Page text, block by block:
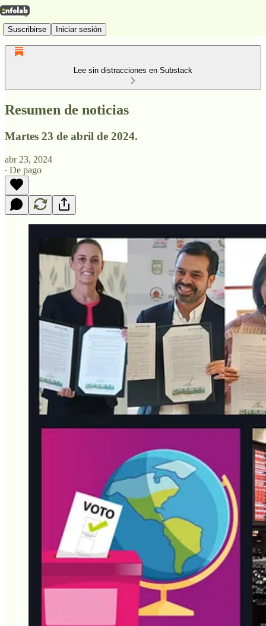
Suscribirse Iniciar sesión
Lee sin distracciones en Substack
Resumen de noticias
Martes 23 de abril de 2024.
abr 23, 2024
∙ De pago